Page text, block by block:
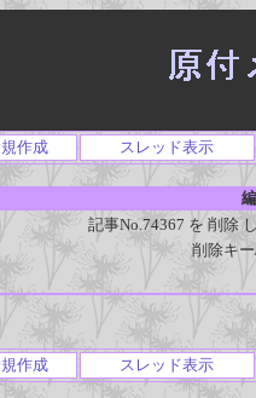
作成 スレッド表示
記事No.74367 を 削除
削除キ
作成 スレッド表示